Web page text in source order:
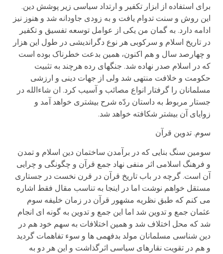
برای استفاده از ابزار تکفیر و ارتداد سیاسی زیر پوشش دین.
این روش و سنت تدوام یافت و به زودی جاودانه شد و هنوز نیز
ادامه دارد. به گمان من یکی از عوامل توسعه تفسیق و تکفیر
در تاریخ اسلام و سرکوبی هر نوع دگراندیشی در طول این هزار
و چهارصد سال و هم اکنون، همین بدعت خطرناک بوده است
که در اسلام صدر نهاده شد. جنگهای رده هرچند به تثبیت
حکومت و خلافت منتهی شد ولی از جهات دینی و ارزشی
مسلمانان را گرفتار انواع مصائب و آسیب کرد. ان شاءالله در
جستار مربوط به داستان ردّه شرح بیشتری خواهد آمد و
زوایای آن بیشتر شکافته خواهد شد.
سوم. تدوین قرآن
سومین سنگ بنایی که در برآمدن ساختمان دین اسلام و تمدن
و فرهنگ اسلامی اثر منفی نهاد جمع قرآن و چگونگی و چرایی
آن است. گرچه در باب تاریخ قرآن در قرن نخست در جستاری
مستقل خواهم نوشت اما در اینجا به تناسب مقال فقط اشاره
می کنم که طبق نظریه مشهور قرآن در زمان خلیفه سوم
عثمان جمع و تدوین شد اما این جمع و تدوین به گونه ای انجام
شد که محل اختلاف شد و همین اختلافات به سهم خود هم در
دین شناسی مسلمانان مولد بدفهمی ها و سوء تفاهمات گردید
و هم در تقویت نقارهای سیاسی اثرگذاشت و این هر دو به